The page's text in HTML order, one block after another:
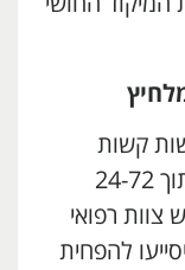
קשות
מצטברים בגוף. לכן שיחה קצרה תוך 24-72
רפואי
להפחית